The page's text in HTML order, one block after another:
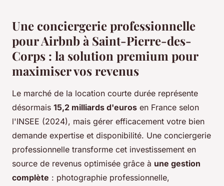
Une conciergerie professionnelle
pour Airbnb à Saint-Pierre-des-
Corps : la solution premium pour
maximiser vos revenus
Le marché de la location courte durée représente
désormais 15,2 milliards d'euros en France selon
l'INSEE (2024), mais gérer efficacement votre bien
demande expertise et disponibilité. Une conciergerie
professionnelle transforme cet investissement en
source de revenus optimisée grâce à une gestion
complète : photographie professionnelle,